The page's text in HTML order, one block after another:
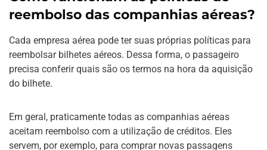
reembolso das companhias aéreas?
Cada empresa aérea pode ter suas próprias políticas para
reembolsar bilhetes aéreos. Dessa forma, o passageiro
precisa conferir quais são os termos na hora da aquisição
do bilhete.
Em geral, praticamente todas as companhias aéreas
aceitam reembolso com a utilização de créditos. Eles
servem, por exemplo, para comprar novas passagens